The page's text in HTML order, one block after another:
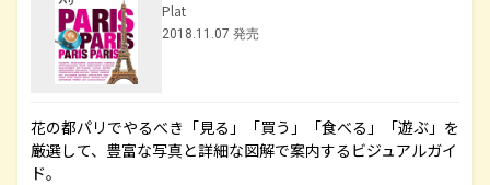
Plat
2018.11.07 発売
花の都パリでやるべき「見る」「買う」「食べる」「遊ぶ」を
厳選して、豊富な写真と詳細な図解で案内するビジュアルガイ
ド。